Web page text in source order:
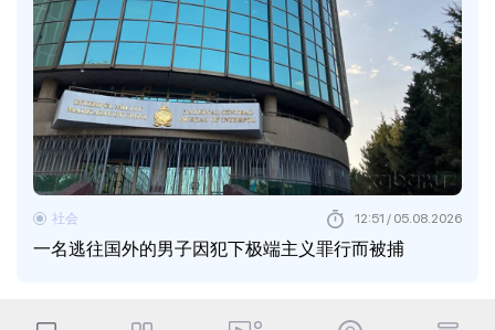
一名逃往国外的男子因犯下极端主义罪行而被捕
社会 12:51 / 05.08.2026